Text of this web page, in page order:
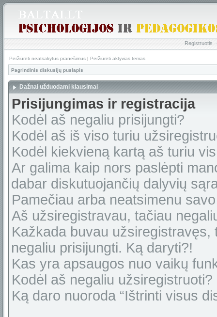
Registruotis
Peržiūrėti neatsakytus pranešimus | Peržiūrėti aktyvias temas
Pagrindinis diskusijų puslapis
Dažnai užduodami klausimai
Prisijungimas ir registracija
Kodėl aš negaliu prisijungti?
Kodėl aš iš viso turiu
Kodėl kiekvieną kartą aš turiu
Ar galima kaip nors paslėpti
dabar diskutuojančių dalyvių
Pamečiau arba neatsimenu
Aš užsiregistravau, tačiau
Kažkada buvau
negaliu prisijungti. Ką daryti?!
Kas yra apsaugos nuo vaikų
Kodėl aš negaliu užsiregistruoti?
Ką daro nuoroda “Ištrinti visus